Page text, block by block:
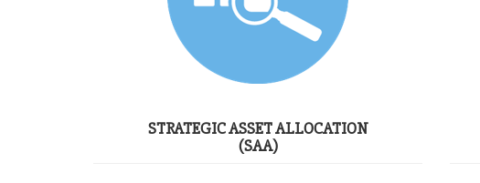
STRATEGIC ASSET ALLOCATION
(SAA)